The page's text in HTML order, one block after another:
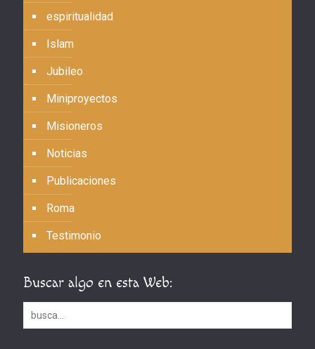
espiritualidad
Islam
Jubileo
Miniproyectos
Misioneros
Noticias
Publicaciones
Roma
Testimonio
Buscar algo en esta Web: